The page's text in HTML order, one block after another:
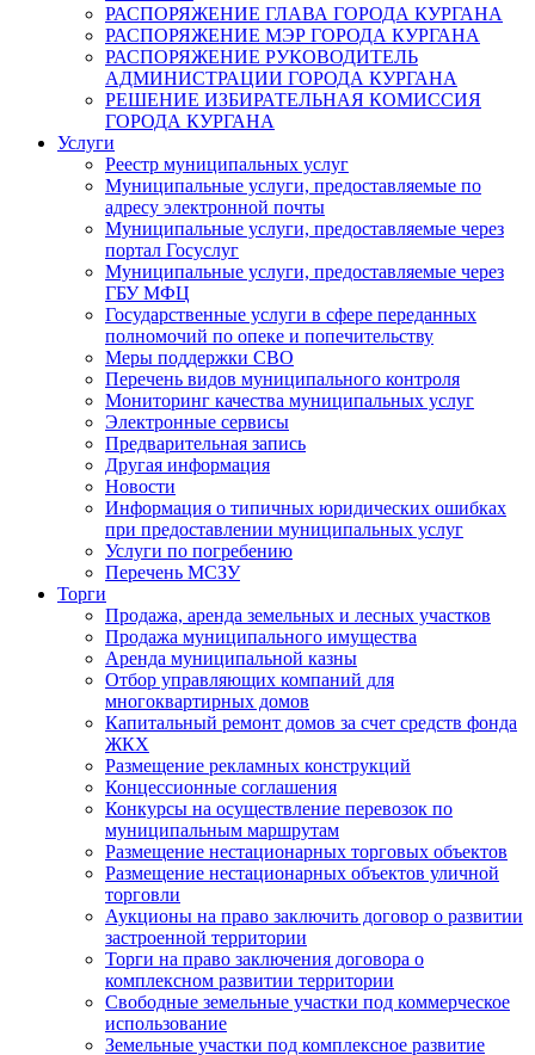
РАСПОРЯЖЕНИЕ ГЛАВА ГОРОДА КУРГАНА
РАСПОРЯЖЕНИЕ МЭР ГОРОДА КУРГАНА
РАСПОРЯЖЕНИЕ РУКОВОДИТЕЛЬ
АДМИНИСТРАЦИИ ГОРОДА КУРГАНА
РЕШЕНИЕ ИЗБИРАТЕЛЬНАЯ КОМИССИЯ
ГОРОДА КУРГАНА
Услуги
Реестр муниципальных услуг
Муниципальные услуги, предоставляемые по
адресу электронной почты
Муниципальные услуги, предоставляемые через
портал Госуслуг
Муниципальные услуги, предоставляемые через
ГБУ МФЦ
Государственные услуги в сфере переданных
полномочий по опеке и попечительству
Меры поддержки СВО
Перечень видов муниципального контроля
Мониторинг качества муниципальных услуг
Электронные сервисы
Предварительная запись
Другая информация
Новости
Информация о типичных юридических ошибках
при предоставлении муниципальных услуг
Услуги по погребению
Перечень МСЗУ
Торги
Продажа, аренда земельных и лесных участков
Продажа муниципального имущества
Аренда муниципальной казны
Отбор управляющих компаний для
многоквартирных домов
Капитальный ремонт домов за счет средств фонда
ЖКХ
Размещение рекламных конструкций
Концессионные соглашения
Конкурсы на осуществление перевозок по
муниципальным маршрутам
Размещение нестационарных торговых объектов
Размещение нестационарных объектов уличной
торговли
Аукционы на право заключить договор о развитии
застроенной территории
Торги на право заключения договора о
комплексном развитии территории
Свободные земельные участки под коммерческое
использование
Земельные участки под комплексное развитие